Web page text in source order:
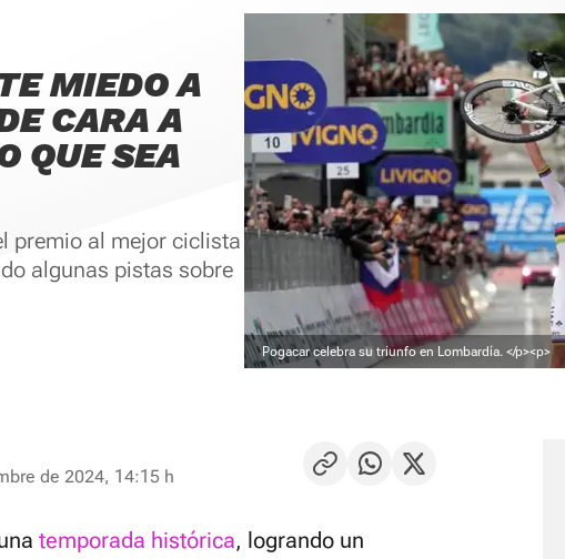
MIEDO A
CARA A
QUE SEA
premio al mejor ciclista
algunas pistas sobre
Pogacar celebra su triunfo en Lombardía. </p><p>
de 2024, 14:15 h
temporada histórica, logrando un